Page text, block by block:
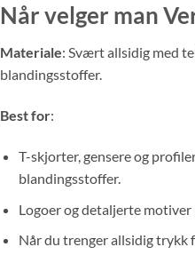
Når velger man
Materiale: Svært allsidig med
blandingsstoffer.
Best for:
T-skjorter, gensere og
blandingsstoffer.
Logoer og detaljerte motiver
Når du trenger allsidig trykk